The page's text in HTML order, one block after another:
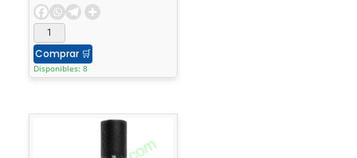
Comprar 🛒
Disponibles: 8